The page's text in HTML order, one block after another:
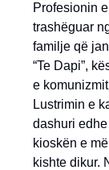
Profesionin
trashëguar
familje që
“Te Dapi”,
e
Lustrimin e
dashuri
kioskën e
kishte dikur.